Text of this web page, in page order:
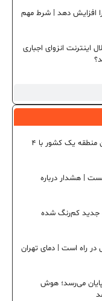
افزایش دهد | شرط مهم
اینترنت انزوای اجباری
قهرمانی دختران کردستان در تکواندو نونهالان منطقه یک کشور با ۴
رکورد ۸۰ ساله شکست | هشدار درباره
جدید کم‌رنگ شده
روز گرمای نسبی در راه است | دمای تهران
می‌رسد؛ هوش